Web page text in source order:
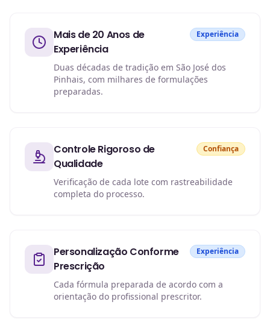
Mais de 20 Anos de
Experiência
Experiência
Duas décadas de tradição em São José dos
Pinhais, com milhares de formulações
preparadas.
Controle Rigoroso de
Qualidade
Confiança
Verificação de cada lote com rastreabilidade
completa do processo.
Personalização Conforme
Prescrição
Experiência
Cada fórmula preparada de acordo com a
orientação do profissional prescritor.